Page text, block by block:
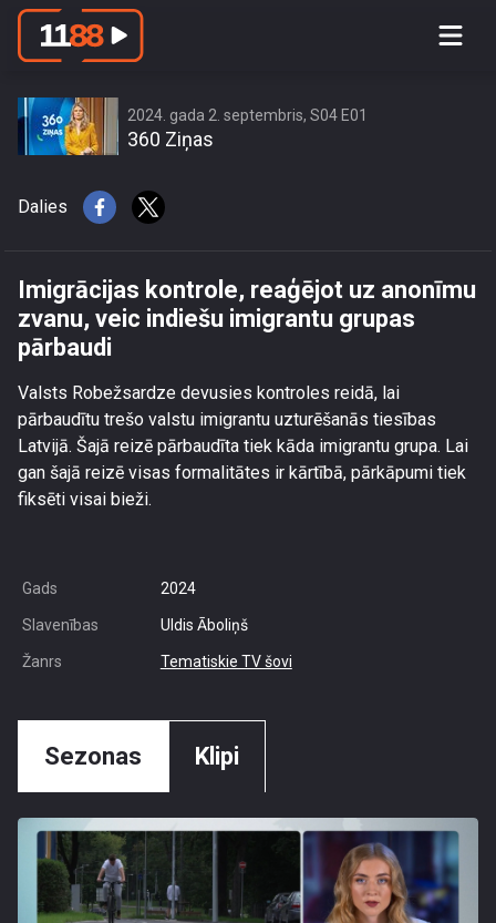
Imigrācijas kontrole, reaģējot uz
2024. gada 2. septembris, S04 E01
360 Ziņas
Dalies
Imigrācijas kontrole, reaģējot uz anonīmu
zvanu, veic indiešu imigrantu grupas
pārbaudi
Valsts Robežsardze devusies kontroles reidā, lai
pārbaudītu trešo valstu imigrantu uzturēšanās tiesības
Latvijā. Šajā reizē pārbaudīta tiek kāda imigrantu grupa. Lai
gan šajā reizē visas formalitātes ir kārtībā, pārkāpumi tiek
fiksēti visai bieži.
Gads 2024
Slavenības Uldis Āboliņš
Žanrs Tematiskie TV šovi
Sezonas Klipi